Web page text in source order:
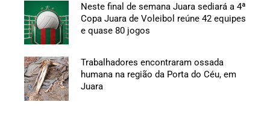
Neste final de semana Juara sediará a 4ª
Copa Juara de Voleibol reúne 42 equipes
e quase 80 jogos
Trabalhadores encontraram ossada
humana na região da Porta do Céu, em
Juara